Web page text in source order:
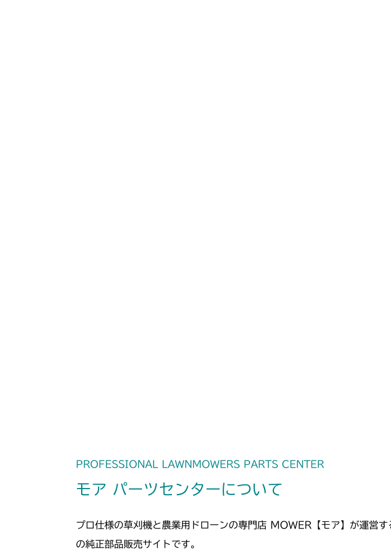
PROFESSIONAL LAWNMOWERS PARTS CENTER
モア パーツセンターについて
プロ仕様の草刈機と農業用ドローンの専門店 MOWER【モア】が運営す
の純正部品販売サイトです。